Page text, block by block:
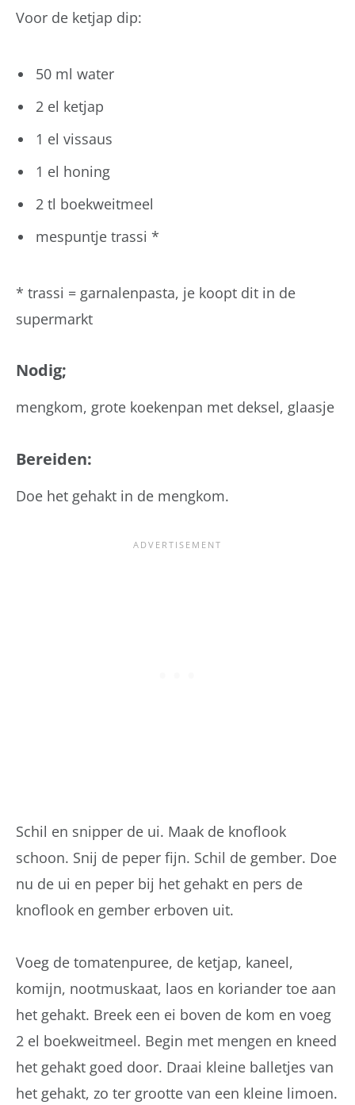
Voor de ketjap dip:
50 ml water
2 el ketjap
1 el vissaus
1 el honing
2 tl boekweitmeel
mespuntje trassi *
* trassi = garnalenpasta, je koopt dit in de
supermarkt
Nodig;
mengkom, grote koekenpan met deksel, glaasje
Bereiden:
Doe het gehakt in de mengkom.
Schil en snipper de ui. Maak de knoflook
schoon. Snij de peper fijn. Schil de gember. Doe
nu de ui en peper bij het gehakt en pers de
knoflook en gember erboven uit.
Voeg de tomatenpuree, de ketjap, kaneel,
komijn, nootmuskaat, laos en koriander toe aan
het gehakt. Breek een ei boven de kom en voeg
2 el boekweitmeel. Begin met mengen en kneed
het gehakt goed door. Draai kleine balletjes van
het gehakt, zo ter grootte van een kleine limoen.